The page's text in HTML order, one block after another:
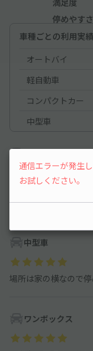
停めやすさ
車種ごとの利用実績
オートバイ
軽自動車
コンパクトカー
中型車
中型車
あまり出し入れしな
中型車
場所は家の横なので
ワンボックス
通信エラーが発生
お試しください。